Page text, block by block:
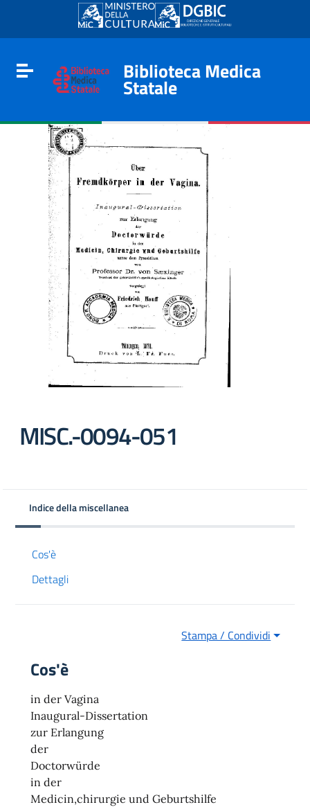
Go to content
Go to the navigation menu
Go to the footer
Toggle navigation
Biblioteca Medica
Statale
MISC.-0094-051
Indice della miscellanea
Cos'è
Dettagli
Stampa / Condividi
Cos'è
in der Vagina
Inaugural-Dissertation
zur Erlangung
der
Doctorwürde
in der
Medicin,chirurgie und Geburtshilfe